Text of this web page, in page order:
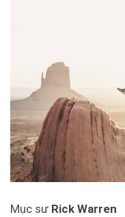
Mục sư Rick Warren